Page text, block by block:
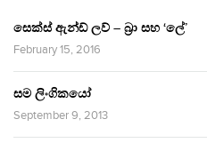
සෙක්ස් ඇන්ඩ් ලව් – බ්‍රා සහ ‘ලේ’
February 15, 2016
සම ලිංගිකයෝ
September 9, 2013